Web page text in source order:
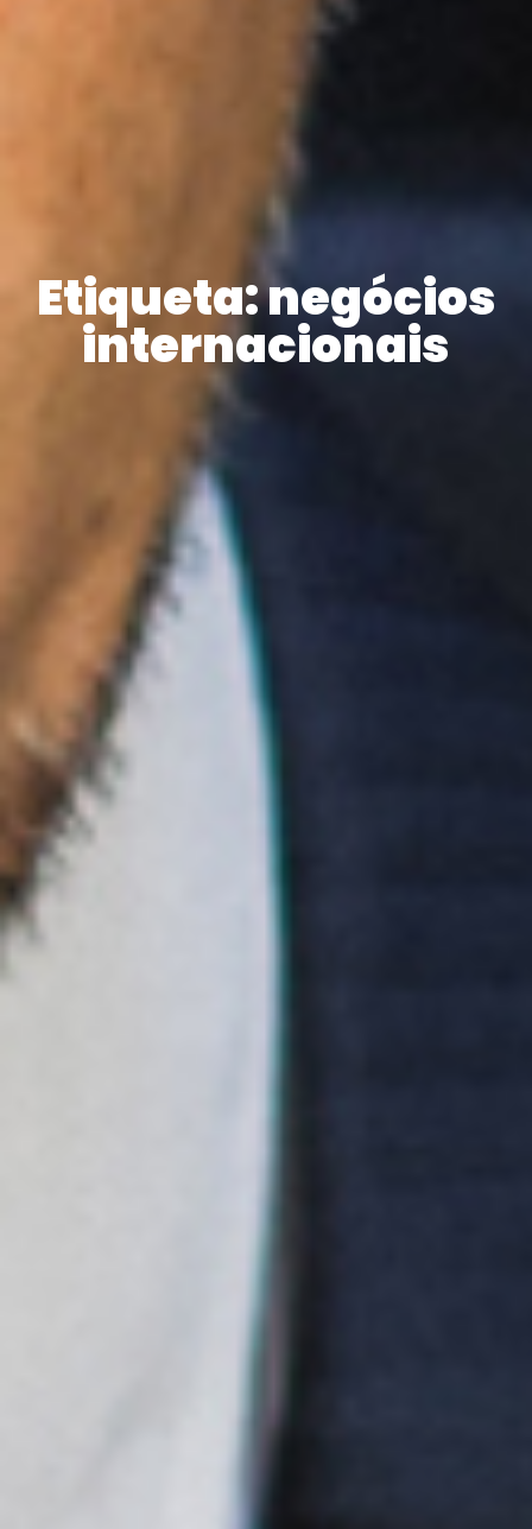
Etiqueta: negócios
internacionais